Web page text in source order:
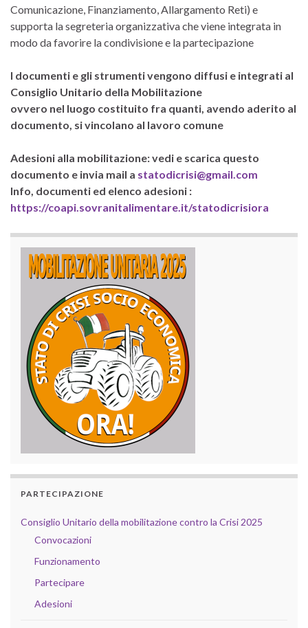
Comunicazione, Finanziamento, Allargamento Reti) e
supporta la segreteria organizzativa che viene integrata in
modo da favorire la condivisione e la partecipazione
I documenti e gli strumenti vengono diffusi e integrati al
Consiglio Unitario della Mobilitazione
ovvero nel luogo costituito fra quanti, avendo aderito al
documento, si vincolano al lavoro comune
Adesioni alla mobilitazione: vedi e scarica questo
documento e invia mail a statodicrisi@gmail.com
Info, documenti ed elenco adesioni :
https://coapi.sovranitalimentare.it/statodicrisiora
PARTECIPAZIONE
Consiglio Unitario della mobilitazione contro la Crisi 2025
Convocazioni
Funzionamento
Partecipare
Adesioni